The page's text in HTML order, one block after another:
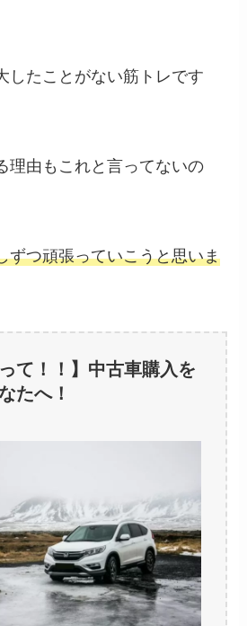
したことがない筋トレです
理由もこれと言ってないの
ずつ頑張っていこうと思いま
て！！】中古車購入を
たへ！